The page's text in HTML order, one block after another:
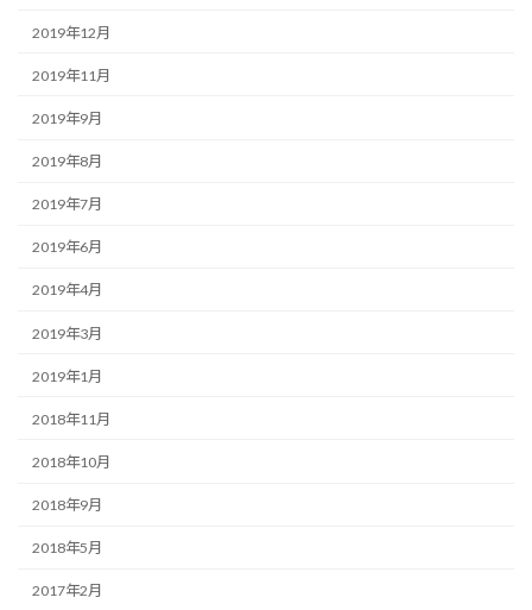
2019年12月
2019年11月
2019年9月
2019年8月
2019年7月
2019年6月
2019年4月
2019年3月
2019年1月
2018年11月
2018年10月
2018年9月
2018年5月
2017年2月